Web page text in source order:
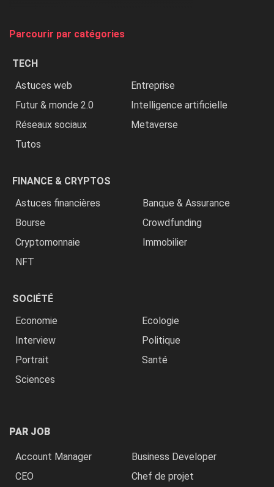
Parcourir par catégories
TECH
Astuces web
Entreprise
Futur & monde 2.0
Intelligence artificielle
Réseaux sociaux
Metaverse
Tutos
FINANCE & CRYPTOS
Astuces financières
Banque & Assurance
Bourse
Crowdfunding
Cryptomonnaie
Immobilier
NFT
SOCIÉTÉ
Economie
Ecologie
Interview
Politique
Portrait
Santé
Sciences
PAR JOB
Account Manager
Business Developer
CEO
Chef de projet